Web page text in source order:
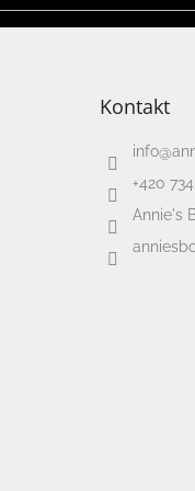
Kontakt
info@
+420
Annie's